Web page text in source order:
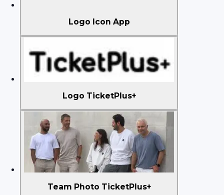
Logo Icon App
Logo TicketPlus+
Team Photo TicketPlus+